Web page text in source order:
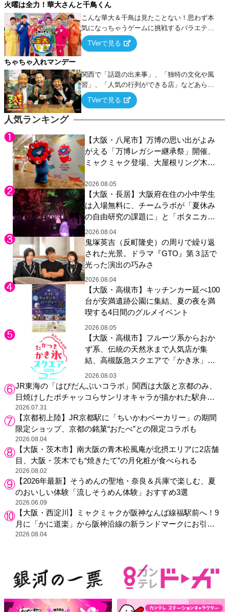
人気ランキング
【大阪・八尾市】万博の思い出がよみ
がえる「万博レガシー継承祭」開催、
ミャクミャク登場、大屋根リング木材
展示も
2026.08.05
【大阪・長居】大阪府在住の小中学生
は入場無料に、チームラボが「夏休み
の自由研究の課題に」と「ボタニカル
ガーデン 大阪」へ招待
2026.08.04
鬼塚英吉（反町隆史）の周りで繰り返
された光景。ドラマ『GTO』第３話で
光った演出の巧みさ
2026.08.04
【大阪・高槻市】キッチンカー延べ100
台が安満遺跡公園に集結、夏の夜を満
喫する4日間のグルメイベント
2026.08.05
【大阪・高槻市】フルーツ系からおか
ず系、伝統の天然氷まで人気店が集
結、高槻阪急スクエアで「かき氷」祭
り
2026.08.03
JR東海の「はぴだんぶいコラボ」関西は大阪と京都のみ、
日焼けしたポチャッコらサンリオキャラが描かれた駅弁や
グッズが登場
2026.07.31
【京都初上陸】JR京都駅に「ちいかわベーカリー」の期間
限定ショップ、京都の銘菓“おたべ”との限定コラボも
2026.08.04
【大阪・茨木市】南大阪の青木松風庵が北摂エリアに2店舗
目、大阪・茨木でも“焼きたて”の月化粧が食べられる
2026.08.02
【2026年最新】そうめんの聖地・奈良＆兵庫で楽しむ、夏
のおいしい体験「流しそうめん体験」おすすめ3選
2026.06.09
【大阪・西淀川】ミャクミャクが阪神なんば線福駅前へ！9
月に「かに道楽」から阪神沿線の新ランドマークにお引っ
越し
2026.08.04
火曜は全力！華大さんと千鳥くん
こんな華大＆千鳥は見たことない！思わず本
気になっちゃうゲームに挑戦するバラエティ
ー！
TVerで見る
ちゃちゃ入れマンデー
関西で「話題の出来事」、「独特の文化や風
習」、「人気の行列ができる店」などあらゆ
るテーマについて好き放題にちゃちゃを入れ
ていく関西色を前面に押し出したトークバラ
TVerで見る